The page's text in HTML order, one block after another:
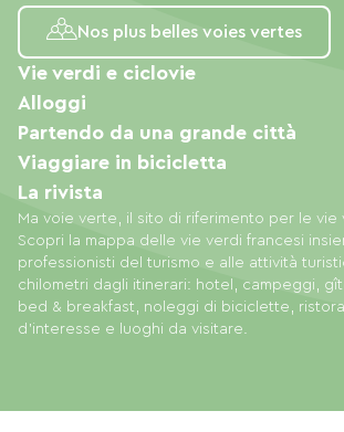
Nos plus belles voies vertes
Ma voie verte, il sito di riferimento per le vie
Scopri la mappa delle vie verdi francesi
professionisti del turismo e alle attività
chilometri dagli itinerari: hotel, campeggi,
bed & breakfast, noleggi di biciclette,
d'interesse e luoghi da visitare.
Vie verdi e ciclovie
Alloggi
Partendo da una grande città
Viaggiare in bicicletta
La rivista